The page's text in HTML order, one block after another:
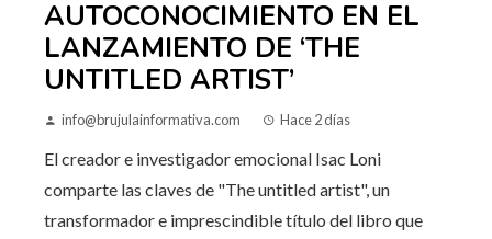
AUTOCONOCIMIENTO EN EL
LANZAMIENTO DE ‘THE
UNTITLED ARTIST’
info@brujulainformativa.com Hace 2 días
El creador e investigador emocional Isac Loni
comparte las claves de "The untitled artist", un
transformador e imprescindible título del libro que